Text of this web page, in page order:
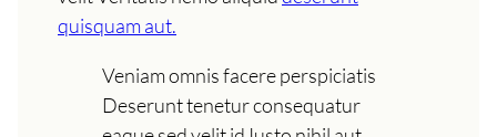
quisquam aut.
Veniam omnis facere perspiciatis
Deserunt tenetur consequatur